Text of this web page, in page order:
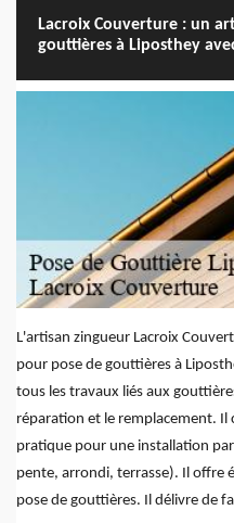
Lacroix Couverture : un
gouttières à Liposthey
L'artisan zingueur Lacroix
pour pose de gouttières à
tous les travaux liés aux
réparation et le remplacement. Il
pratique pour une installation
pente, arrondi, terrasse). Il offre
pose de gouttières. Il délivre de